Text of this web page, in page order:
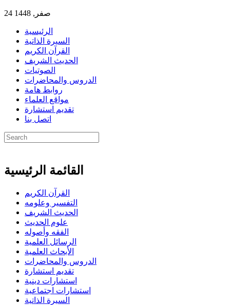
24 صفر, 1448
الرئيسية
السيرة الذاتية
القرآن الكريم
الحديث الشريف
الصوتيات
الدروس والمحاضرات
روابط هامة
مواقع العلماء
تقديم استشارة
اتصل بنا
القائمة الرئيسية
القرآن الكريم
التفسير وعلومه
الحديث الشريف
علوم الحديث
الفقه وأصوله
الرسائل العلمية
الأبحاث العلمية
الدروس والمحاضرات
تقديم استشارة
استشارات دينية
استشارات اجتماعية
السيرة الذاتية